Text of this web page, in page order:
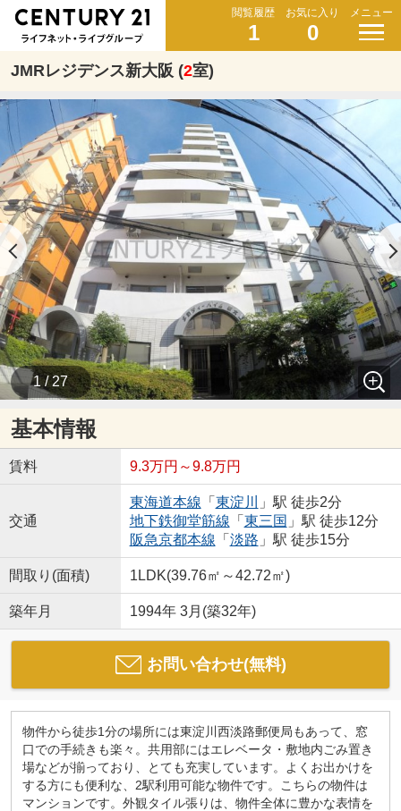
閲覧履歴
1
お気に入り
0
メニュー
JMRレジデンス新大阪 (2室)
1 / 27
基本情報
賃料 9.3万円～9.8万円
交通
東海道本線 「 東淀川
」駅 徒歩2分
地下鉄御堂筋線 「 東三国 」駅 徒歩12分
阪急京都本線 「 淡路 」駅 徒歩15分
間取り(面積) 1LDK(39.76㎡～42.72㎡)
築年月 1994年 3月(築32年)
お問い合わせ(無料)
物件から徒歩1分の場所には東淀川西淡路郵便局もあって、窓
口での手続きも楽々。共用部にはエレベータ・敷地内ごみ置き
場などが揃っており、とても充実しています。よくお出かけを
する方にも便利な、2駅利用可能な物件です。こちらの物件は
マンションです。外観タイル張りは、物件全体に豊かな表情を